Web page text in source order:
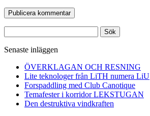
efter:
Senaste inläggen
ÖVERKLAGAN OCH RESNING
Lite teknologer från LiTH numera LiU
Forspaddling med Club Canotique
Temafester i korridor LEKSTUGAN
Den destruktiva vindkraften